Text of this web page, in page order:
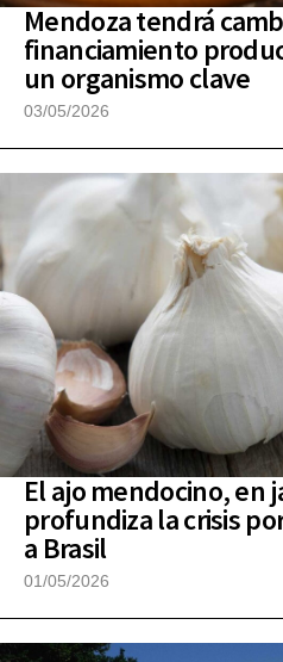
Mendoza tendrá
financiamiento
un organismo clave
03/05/2026
El ajo mendocino, en
profundiza la crisis
a Brasil
01/05/2026